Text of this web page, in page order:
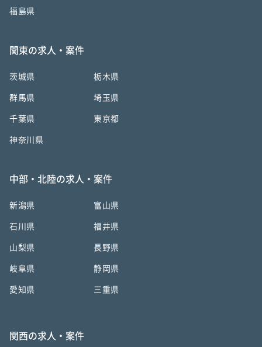
福島県
関東の求人・案件
茨城県 栃木県
群馬県 埼玉県
千葉県 東京都
神奈川県
中部・北陸の求人・案件
新潟県 富山県
石川県 福井県
山梨県 長野県
岐阜県 静岡県
愛知県 三重県
関西の求人・案件